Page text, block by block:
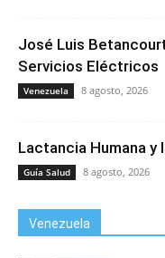
José Luis
Servicios Eléctricos
Venezuela 8 agosto, 2026
Lactancia Humana
Guía Salud 8 agosto, 2026
Venezuela